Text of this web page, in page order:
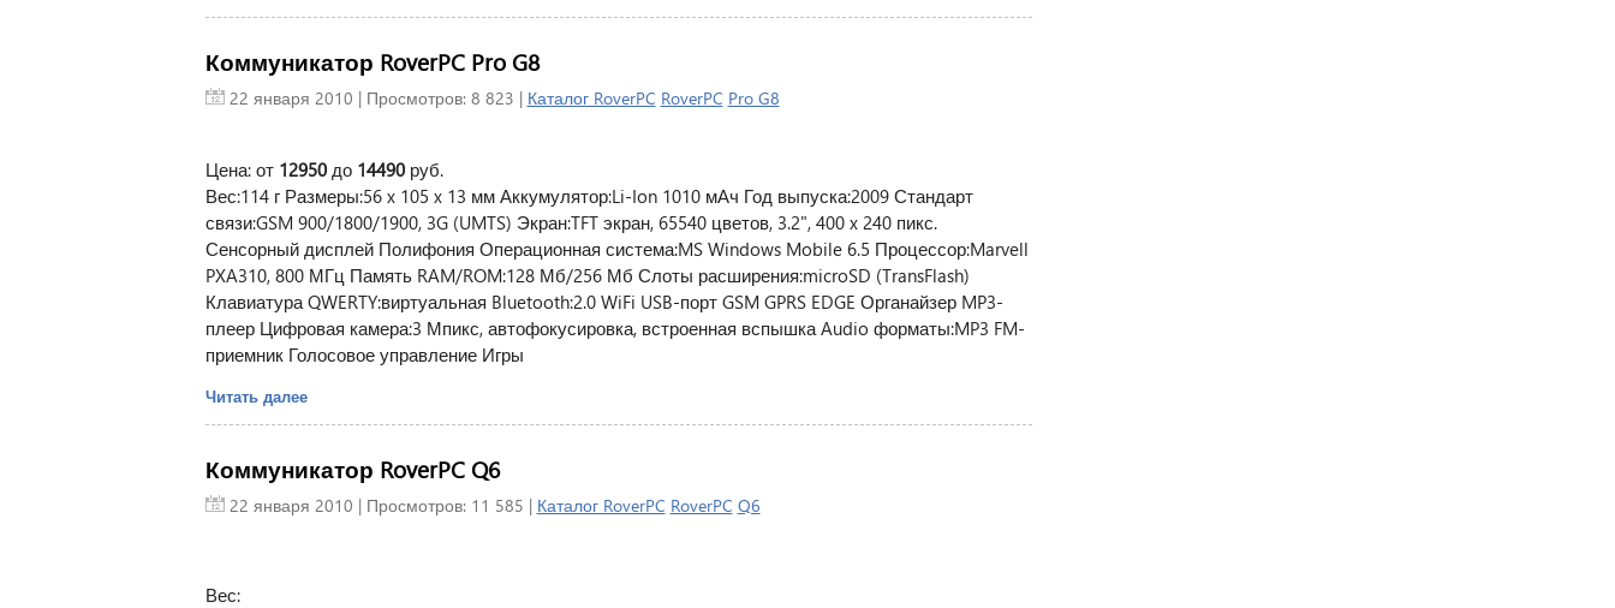
Коммуникатор RoverPC Pro G8
22 января 2010 | Просмотров: 8 823 | Каталог RoverPC RoverPC Pro G8
Цена: от 12950до 14490руб.
Вес:114 г Размеры:56 x 105 x 13 мм Аккумулятор:Li-Ion 1010 мАч Год выпуска:2009 Стандарт
связи:GSM 900/1800/1900, 3G (UMTS) Экран:TFT экран, 65540 цветов, 3.2", 400 x 240 пикс.
Сенсорный дисплей Полифония Операционная система:MS Windows Mobile 6.5 Процессор:Marvell
PXA310, 800 МГц Память RAM/ROM:128 Мб/256 Мб Слоты расширения:microSD (TransFlash)
Клавиатура QWERTY:виртуальная Bluetooth:2.0 WiFi USB-порт GSM GPRS EDGE Органайзер MP3-
плеер Цифровая камера:3 Мпикс, автофокусировка, встроенная вспышка Audio форматы:MP3 FM-
приемник Голосовое управление Игры
Читать далее
Коммуникатор RoverPC Q6
22 января 2010 | Просмотров: 11 585 | Каталог RoverPC RoverPC Q6
Вес: